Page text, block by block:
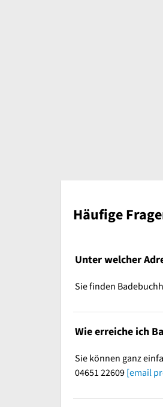
Häufige
Unter welcher
Sie finden
Wie erreiche ich
Sie können ganz
04651 22609 [email